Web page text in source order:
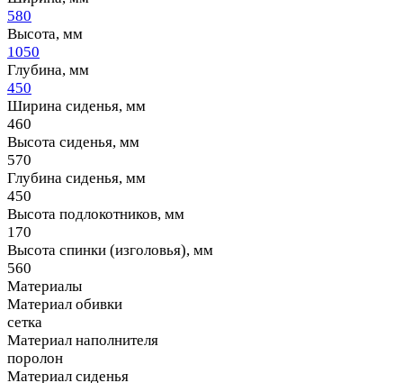
580
Высота, мм
1050
Глубина, мм
450
Ширина сиденья, мм
460
Высота сиденья, мм
570
Глубина сиденья, мм
450
Высота подлокотников, мм
170
Высота спинки (изголовья), мм
560
Материалы
Материал обивки
сетка
Материал наполнителя
поролон
Материал сиденья